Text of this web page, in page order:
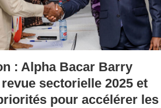
: Alpha Bacar Barry
sectorielle 2025 et
pour accélérer les